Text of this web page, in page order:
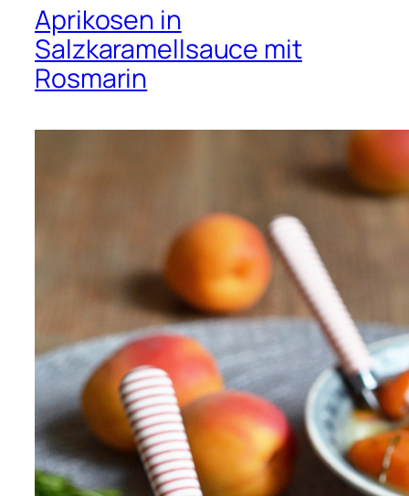
Aprikosen in
Salzkaramellsauce mit
Rosmarin